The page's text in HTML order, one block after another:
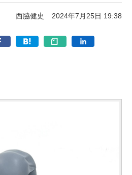
西脇健史 2024年7月25日 19:38